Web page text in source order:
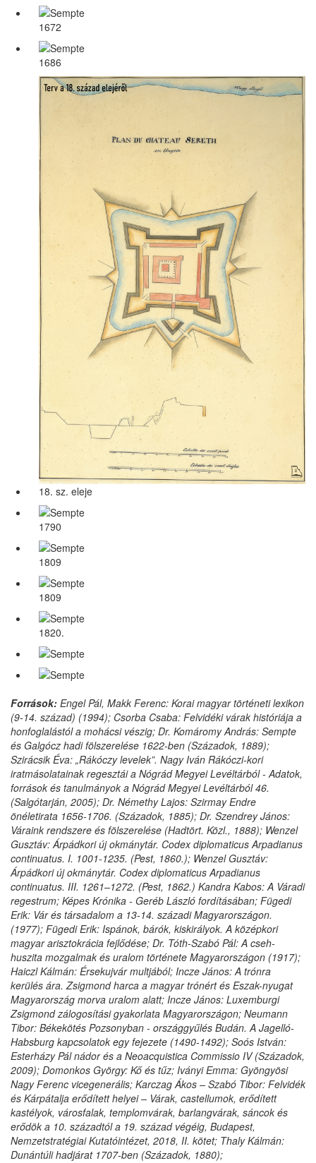
1672
1686
18. sz. eleje
1790
1809
1809
1820.
Források: Engel Pál, Makk Ferenc: Korai magyar történeti lexikon
(9-14. század) (1994); Csorba Csaba: Felvidéki várak históriája a
honfoglalástól a mohácsi vészig; Dr. Komáromy András: Sempte
és Galgócz hadi fölszerelése 1622-ben (Századok, 1889);
Szirácsik Éva: „Rákóczy levelek”. Nagy Iván Rákóczi-kori
iratmásolatainak regesztái a Nógrád Megyei Levéltárból - Adatok,
források és tanulmányok a Nógrád Megyei Levéltárból 46.
(Salgótarján, 2005); Dr. Némethy Lajos: Szirmay Endre
önéletirata 1656-1706. (Századok, 1885); Dr. Szendrey János:
Váraink rendszere és fölszerelése (Hadtört. Közl., 1888); Wenzel
Gusztáv: Árpádkori új okmánytár. Codex diplomaticus Arpadianus
continuatus. I. 1001-1235. (Pest, 1860.); Wenzel Gusztáv:
Árpádkori új okmánytár. Codex diplomaticus Arpadianus
continuatus. III. 1261–1272. (Pest, 1862.) Kandra Kabos: A Váradi
regestrum; Képes Krónika - Geréb László fordításában; Fügedi
Erik: Vár és társadalom a 13-14. századi Magyarországon.
(1977); Fügedi Erik: Ispánok, bárók, kiskirályok. A középkori
magyar arisztokrácia fejlődése; Dr. Tóth-Szabó Pál: A cseh-
huszita mozgalmak és uralom története Magyarországon (1917);
Haiczl Kálmán: Érsekujvár multjából; Incze János: A trónra
kerülés ára. Zsigmond harca a magyar trónért és Eszak-nyugat
Magyarország morva uralom alatt; Incze János: Luxemburgi
Zsigmond zálogosítási gyakorlata Magyarországon; Neumann
Tibor: Békekötés Pozsonyban - országgyűlés Budán. A Jagelló-
Habsburg kapcsolatok egy fejezete (1490-1492); Soós István:
Esterházy Pál nádor és a Neoacquistica Commissio IV (Századok,
2009); Domonkos György: Kő és tűz; Iványi Emma: Gyöngyösi
Nagy Ferenc vicegenerális; Karczag Ákos – Szabó Tibor: Felvidék
és Kárpátalja erődített helyei – Várak, castellumok, erődített
kastélyok, városfalak, templomvárak, barlangvárak, sáncok és
erődök a 10. századtól a 19. század végéig, Budapest,
Nemzetstratégiai Kutatóintézet, 2018, II. kötet; Thaly Kálmán:
Dunántúli hadjárat 1707-ben (Századok, 1880);